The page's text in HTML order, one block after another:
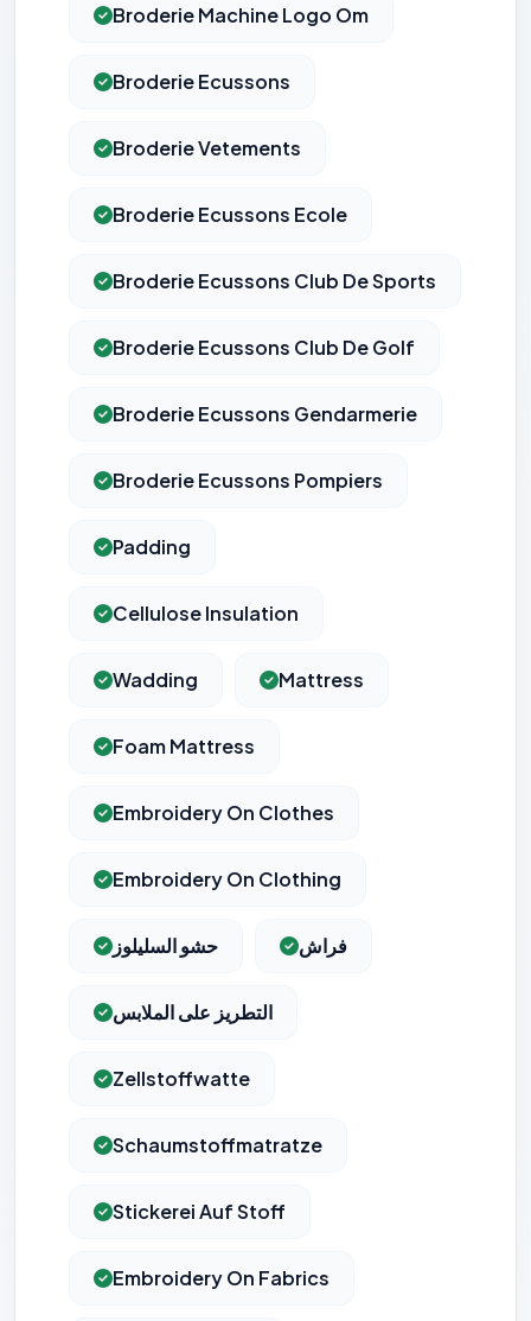
Broderie Machine Logo Om
Broderie Ecussons
Broderie Vetements
Broderie Ecussons Ecole
Broderie Ecussons Club De Sports
Broderie Ecussons Club De Golf
Broderie Ecussons Gendarmerie
Broderie Ecussons Pompiers
Padding
Cellulose Insulation
Wadding Mattress
Foam Mattress
Embroidery On Clothes
Embroidery On Clothing
حشو السليلوز فراش
التطريز على الملابس
Zellstoffwatte
Schaumstoffmatratze
Stickerei Auf Stoff
Embroidery On Fabrics